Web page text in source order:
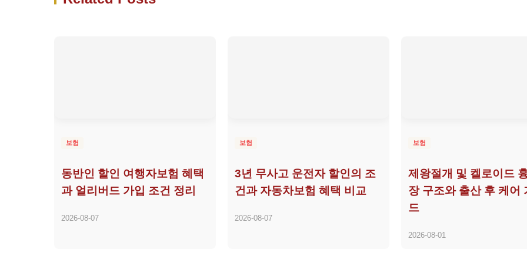
보험
동반인 할인 여행자보험 혜택
과 얼리버드 가입 조건 정리
2026-08-07
보험
3년 무사고 운전자 할인의 조
건과 자동차보험 혜택 비교
2026-08-07
보험
제왕절개 및 켈로이드
장 구조와 출산 후 케어
드
2026-08-01